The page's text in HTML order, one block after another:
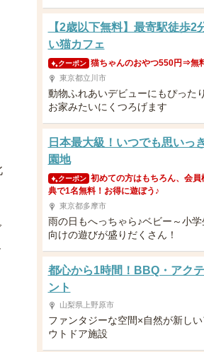
【2歳以下無料】最寄駅徒歩2
い猫カフェ
クーポン 猫ちゃんのおやつ550円⇒無
東京都立川市
動物ふれあいデビューにもぴった
お家みたいにくつろげます
日本最大級！いつでも思いっ
園地
クーポン 初めての方はもちろん、会
典で1名無料！お得に遊ぼう♪
東京都多摩市
雨の日もへっちゃら♪ベビー～小学
向けの遊びが盛りだくさん！
都心から1時間！BBQ・アク
ント
山梨県上野原市
ファンタジーな空間×自然が新しい
ウトドア施設